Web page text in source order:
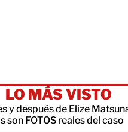
LO MÁS VISTO
y después de Elize
son FOTOS reales del caso